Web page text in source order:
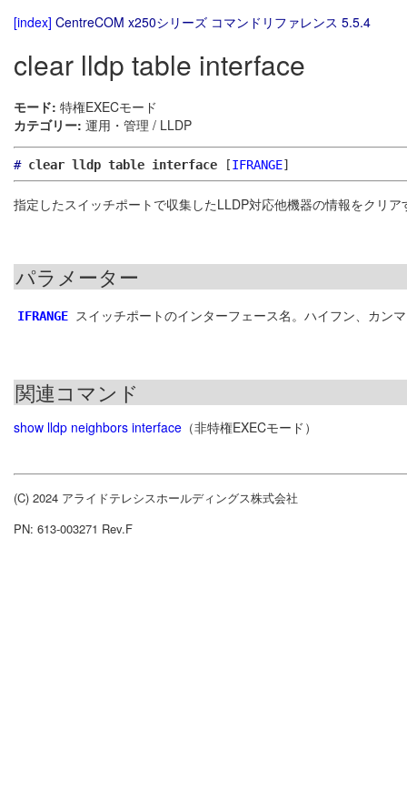
[index] CentreCOM x250シリーズ コマンドリファレンス 5.5.4
clear lldp table interface
モード: 特権EXECモード
カテゴリー: 運用・管理 / LLDP
# clear lldp table interface [IFRANGE]
指定したスイッチポートで収集したLLDP対応他機器の情報をクリア
パラメーター
IFRANGE スイッチポートのインターフェース名。ハイフン、カン
関連コマンド
show lldp neighbors interface （非特権EXECモード）
(C) 2024 アライドテレシスホールディングス株式会社
PN: 613-003271 Rev.F